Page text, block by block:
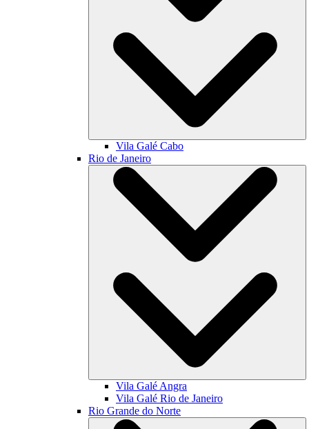
Vila Galé Cabo
Rio de Janeiro
Vila Galé Angra
Vila Galé Rio de Janeiro
Rio Grande do Norte